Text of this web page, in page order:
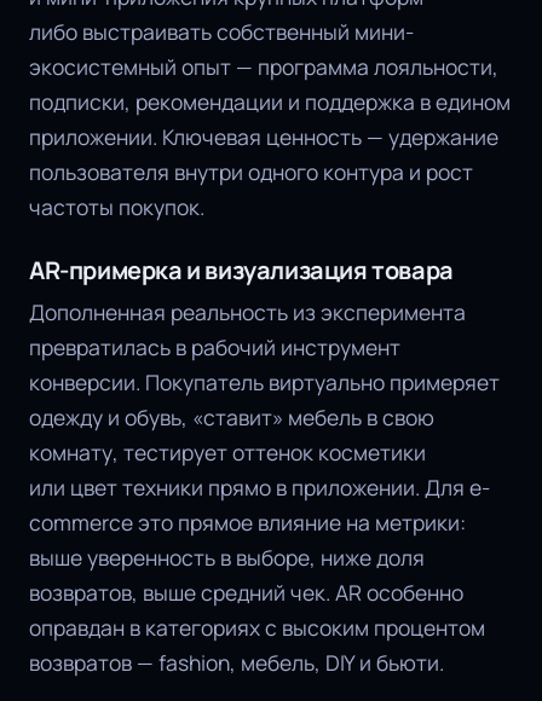
либо выстраивать собственный мини-
экосистемный опыт — программа лояльности,
подписки, рекомендации и поддержка в едином
приложении. Ключевая ценность — удержание
пользователя внутри одного контура и рост
частоты покупок.
AR-примерка и визуализация товара
Дополненная реальность из эксперимента
превратилась в рабочий инструмент
конверсии. Покупатель виртуально примеряет
одежду и обувь, «ставит» мебель в свою
комнату, тестирует оттенок косметики
или цвет техники прямо в приложении. Для e-
commerce это прямое влияние на метрики:
выше уверенность в выборе, ниже доля
возвратов, выше средний чек. AR особенно
оправдан в категориях с высоким процентом
возвратов — fashion, мебель, DIY и бьюти.